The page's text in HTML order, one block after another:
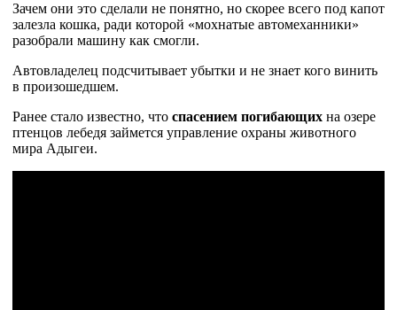
Зачем они это сделали не понятно, но скорее всего под капот
залезла кошка, ради которой «мохнатые автомеханники»
разобрали машину как смогли.
Автовладелец подсчитывает убытки и не знает кого винить
в произошедшем.
Ранее стало известно, что спасением погибающих на озере
птенцов лебедя займется управление охраны животного
мира Адыгеи.